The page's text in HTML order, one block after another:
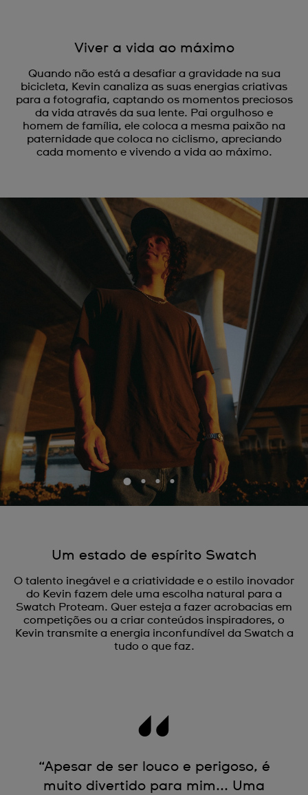
Viver a vida ao máximo
Quando não está a desafiar a gravidade na sua
bicicleta, Kevin canaliza as suas energias criativas
para a fotografia, captando os momentos preciosos
da vida através da sua lente. Pai orgulhoso e
homem de família, ele coloca a mesma paixão na
paternidade que coloca no ciclismo, apreciando
cada momento e vivendo a vida ao máximo.
Um estado de espírito Swatch
O talento inegável e a criatividade e o estilo inovador
do Kevin fazem dele uma escolha natural para a
Swatch Proteam. Quer esteja a fazer acrobacias em
competições ou a criar conteúdos inspiradores, o
Kevin transmite a energia inconfundível da Swatch a
tudo o que faz.
“Apesar de ser louco e perigoso, é
muito divertido para mim... Uma